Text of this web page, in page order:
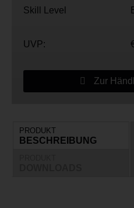
Skill Level
UVP:
Zur
PRODUKT
BESCHREIBUNG